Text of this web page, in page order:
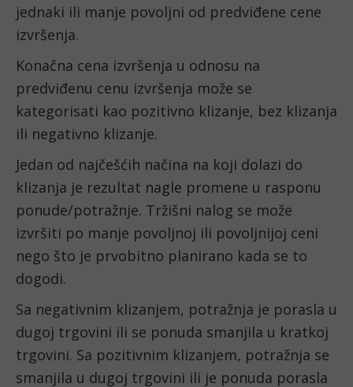
jednaki ili manje povoljni od predviđene cene
izvršenja.
Konačna cena izvršenja u odnosu na
predviđenu cenu izvršenja može se
kategorisati kao pozitivno klizanje, bez klizanja
ili negativno klizanje.
Jedan od najčešćih načina na koji dolazi do
klizanja je rezultat nagle promene u rasponu
ponude/potražnje. Tržišni nalog se može
izvršiti po manje povoljnoj ili povoljnijoj ceni
nego što je prvobitno planirano kada se to
dogodi.
Sa negativnim klizanjem, potražnja je porasla u
dugoj trgovini ili se ponuda smanjila u kratkoj
trgovini. Sa pozitivnim klizanjem, potražnja se
smanjila u dugoj trgovini ili je ponuda porasla